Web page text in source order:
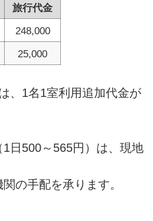
旅行代金
248,000
25,000
、1名1室利用追加代金が
日500～565円）は、現地
の手配を承ります。